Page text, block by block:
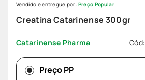
Creatina Catarinense 300gr
Catarinense Pharma Cód:
Vendido e entregue por: Preço Popular
Preço PP